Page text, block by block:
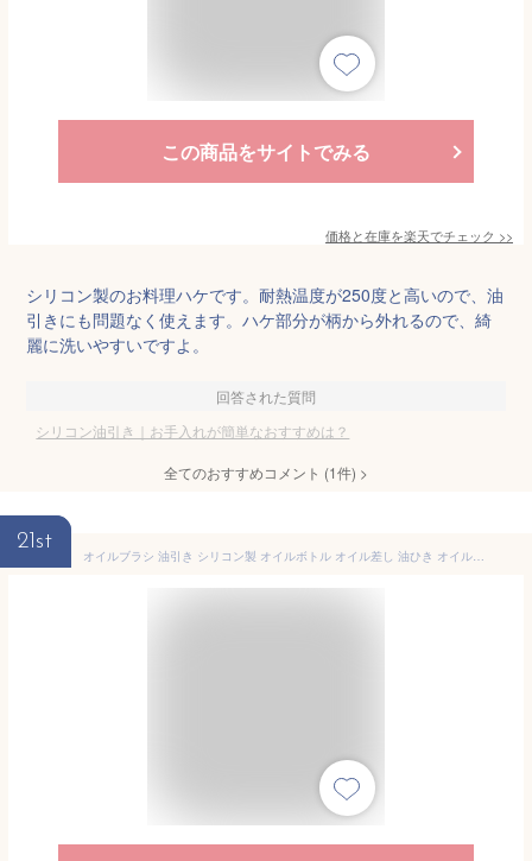
この商品をサイトでみる
価格と在庫を楽天でチェック >>
シリコン製のお料理ハケです。耐熱温度が250度と高いので、油
引きにも問題なく使えます。ハケ部分が柄から外れるので、綺
麗に洗いやすいですよ。
回答された質問
シリコン油引き｜お手入れが簡単なおすすめは？
全てのおすすめコメント (1件) >
21st
オイルブラシ 油引き シリコン製 オイルボトル オイル差し 油ひき オイルポット キッチンツール 油引きブラシ たこ焼き ホットプレート 鍋 フライパン 便利グッズ［ フォルマワンプッシュ油引き バネ式 ］